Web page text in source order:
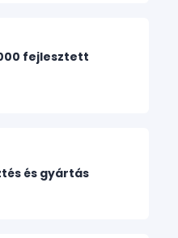
fejlesztett
és gyártás